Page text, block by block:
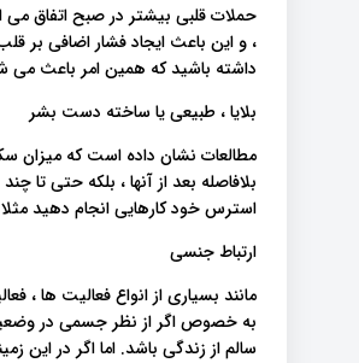
حملات قلبی بیشتر در صبح اتفاق می
، و این باعث ایجاد فشار اضافی
داشته باشید که همین امر باعث می
بلایا ، طبیعی یا ساخته دست بشر
مطالعات نشان داده است که میزان
بلافاصله بعد از آنها ، بلکه حتی تا
استرس خود کارهایی انجام دهید
ارتباط جنسی
مانند بسیاری از انواع فعالیت ها ،
به خصوص اگر از نظر جسمی در
سالم از زندگی باشد. اما اگر در این